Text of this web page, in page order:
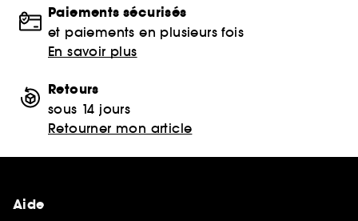
Paiements sécurisés
et paiements en plusieurs fois
En savoir plus
Retours
sous 14 jours
Retourner mon article
Aide